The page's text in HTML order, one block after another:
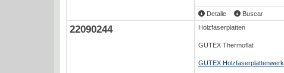
Detalle Buscar
22090244 Holzfaserplatten
GUTEX Thermoflat
GUTEX Holzfaserplattenwerk